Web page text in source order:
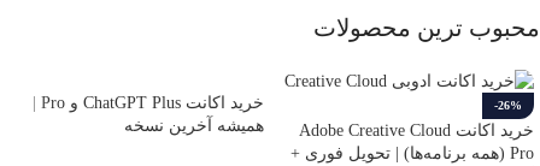
محبوب ترین محصولات
-26%
خرید اکانت Adobe Creative Cloud
Pro (همه برنامه‌ها) | تحویل فوری +
همیشه آخرین نسخه